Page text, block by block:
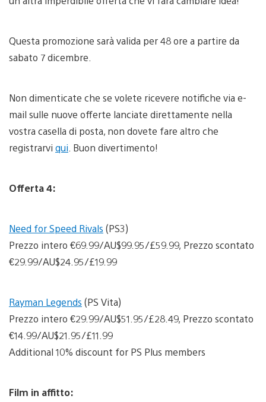
Questa promozione sarà valida per 48 ore a partire da
sabato 7 dicembre.
Non dimenticate che se volete ricevere notifiche via e-
mail sulle nuove offerte lanciate direttamente nella
vostra casella di posta, non dovete fare altro che
registrarvi qui . Buon divertimento!
Offerta 4:
Need for Speed Rivals (PS3)
Prezzo intero €69.99/AU$99.95/£59.99, Prezzo scontato
€29.99/AU$24.95/£19.99
Rayman Legends (PS Vita)
Prezzo intero €29.99/AU$51.95/£28.49, Prezzo scontato
€14.99/AU$21.95/£11.99
Additional 10% discount for PS Plus members
Film in affitto: